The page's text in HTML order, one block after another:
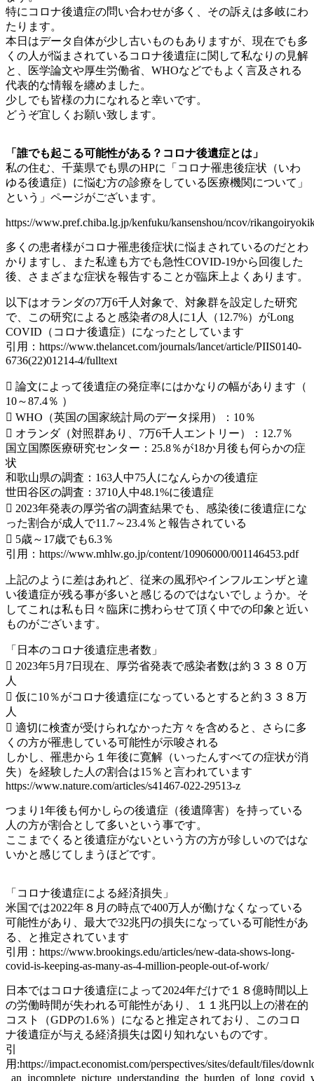
特にコロナ後遺症の問い合わせが多く、その訴えは多岐にわ
たります。
本日はデータ自体が少し古いものもありますが、現在でも多
くの人が悩まされているコロナ後遺症に関して私なりの見解
と、医学論文や厚生労働省、WHOなどでもよく言及される
代表的な情報を纏めました。
少しでも皆様の力になれると幸いです。
どうぞ宜しくお願い致します。
「誰でも起こる可能性がある？コロナ後遺症とは」
私の住む、千葉県でも県のHPに「コロナ罹患後症状（いわ
ゆる後遺症）に悩む方の診療をしている医療機関について」
という」ページがございます。
https://www.pref.chiba.lg.jp/kenfuku/kansenshou/ncov/
多くの患者様がコロナ罹患後症状に悩まされているのだとわ
かりますし、また私達も方でも急性COVID-19から回復した
後、さまざまな症状を報告することが臨床上よくあります。
以下はオランダの7万6千人対象で、対象群を設定した研究
で、この研究によると感染者の8人に1人（12.7%）がLong
COVID（コロナ後遺症）になったとしています
引用：https://www.thelancet.com/journals/lancet/article/PIIS0140-
6736(22)01214-4/fulltext
 論文によって後遺症の発症率にはかなりの幅があります（
10～87.4％ ）
 WHO（英国の国家統計局のデータ採用）：10％
 オランダ（対照群あり、7万6千人エントリー）：12.7％
国立国際医療研究センター：25.8％が18か月後も何らかの症
状
和歌山県の調査：163人中75人になんらかの後遺症
世田谷区の調査：3710人中48.1%に後遺症
 2023年発表の厚労省の調査結果でも、感染後に後遺症にな
った割合が成人で11.7～23.4％と報告されている
 5歳～17歳でも6.3％
引用：https://www.mhlw.go.jp/content/10906000/001146453.pdf
上記のように差はあれど、従来の風邪やインフルエンザと違
い後遺症が残る事が多いと感じるのではないでしょうか。そ
してこれは私も日々臨床に携わらせて頂く中での印象と近い
ものがございます。
「日本のコロナ後遺症患者数」
 2023年5月7日現在、厚労省発表で感染者数は約３３８０万
人
 仮に10％がコロナ後遺症になっているとすると約３３８万
人
 適切に検査が受けられなかった方々を含めると、さらに多
くの方が罹患している可能性が示唆される
しかし、罹患から１年後に寛解（いったんすべての症状が消
失）を経験した人の割合は15％と言われています
https://www.nature.com/articles/s41467-022-29513-z
つまり1年後も何かしらの後遺症（後遺障害）を持っている
人の方が割合として多いという事です。
ここまでくると後遺症がないという方の方が珍しいのではな
いかと感じてしまうほどです。
「コロナ後遺症による経済損失」
米国では2022年８月の時点で400万人が働けなくなっている
可能性があり、最大で32兆円の損失になっている可能性があ
る、と推定されています
引用：https://www.brookings.edu/articles/new-data-shows-long-
covid-is-keeping-as-many-as-4-million-people-out-of-work/
日本ではコロナ後遺症によって2024年だけで１８億時間以上
の労働時間が失われる可能性があり、１１兆円以上の潜在的
コスト（GDPの1.6％）になると推定されており、このコロ
ナ後遺症が与える経済損失は図り知れないものです。
引
用:https://impact.economist.com/perspectives/sites/default/files/